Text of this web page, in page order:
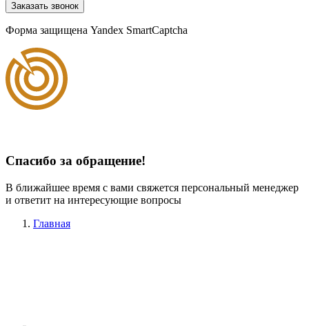
Заказать звонок
Форма защищена Yandex SmartCaptcha
Спасибо за обращение!
В ближайшее время с вами свяжется персональный менеджер
и ответит на интересующие вопросы
Главная